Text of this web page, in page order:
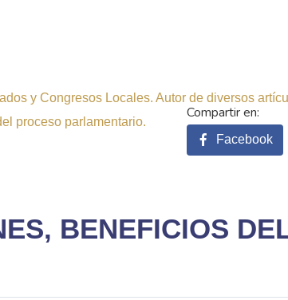
y Congresos Locales. Autor de diversos
proceso parlamentario.
BENEFICIOS
Facebook